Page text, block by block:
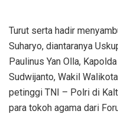
Turut serta hadir
Suharyo, diantaranya
Paulinus Yan Olla,
Sudwijanto, Wakil
petinggi TNI – Polri di
para tokoh agama dari